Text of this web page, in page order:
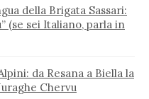
della Brigata Sassari:
(se sei Italiano, parla in
da Resana a Biella la
Chervu